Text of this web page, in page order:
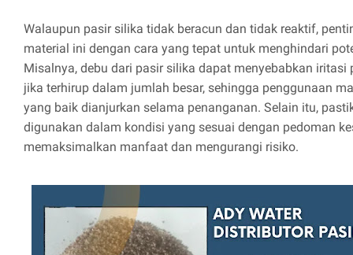
Walaupun pasir silika tidak beracun dan tidak reaktif,
material ini dengan cara yang tepat untuk menghindari
Misalnya, debu dari pasir silika dapat menyebabkan iritasi
jika terhirup dalam jumlah besar, sehingga penggunaan
yang baik dianjurkan selama penanganan. Selain itu,
digunakan dalam kondisi yang sesuai dengan pedoman
memaksimalkan manfaat dan mengurangi risiko.